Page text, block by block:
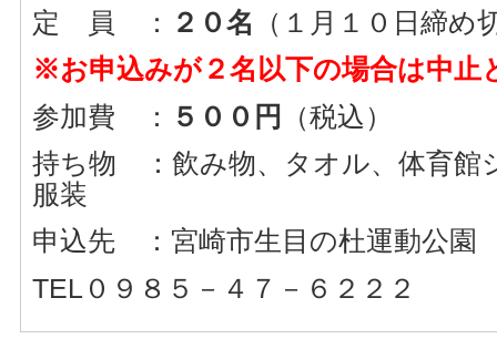
定 員 ：
２０名 （１月１０日締め
※お申込みが２名以下の場合は中止
参加費 ：
５００円
（税込）
持ち物 ：飲み物、タオル、体育館
服装
申込先 ：宮崎市生目の杜運動公園
TEL０９８５－４７－６２２２